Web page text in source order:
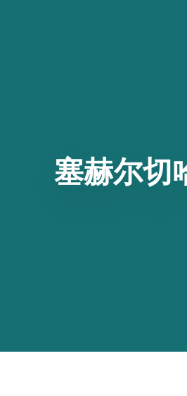
塞赫尔切